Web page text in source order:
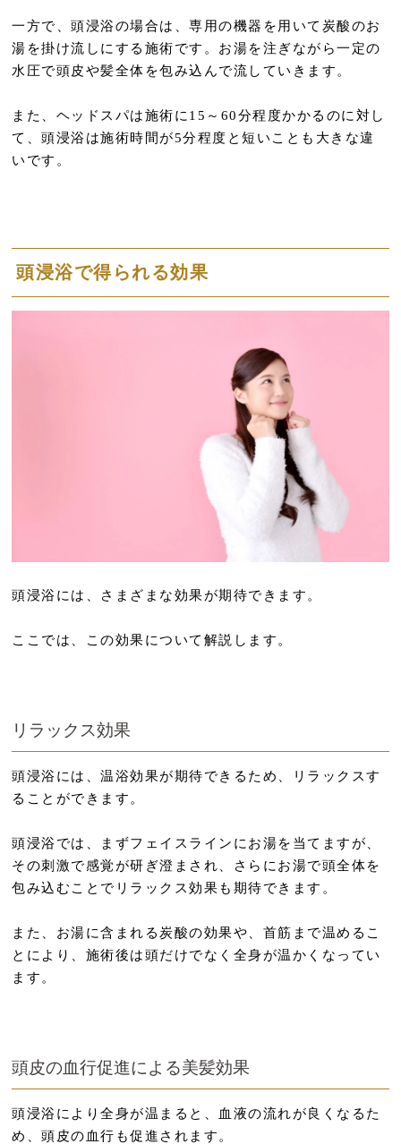
一方で、頭浸浴の場合は、専用の機器を用いて炭酸のお
湯を掛け流しにする施術です。お湯を注ぎながら一定の
水圧で頭皮や髪全体を包み込んで流していきます。
また、ヘッドスパは施術に15～60分程度かかるのに対し
て、頭浸浴は施術時間が5分程度と短いことも大きな違
いです。
頭浸浴で得られる効果
頭浸浴には、さまざまな効果が期待できます。
ここでは、この効果について解説します。
リラックス効果
頭浸浴には、温浴効果が期待できるため、リラックスす
ることができます。
頭浸浴では、まずフェイスラインにお湯を当てますが、
その刺激で感覚が研ぎ澄まされ、さらにお湯で頭全体を
包み込むことでリラックス効果も期待できます。
また、お湯に含まれる炭酸の効果や、首筋まで温めるこ
とにより、施術後は頭だけでなく全身が温かくなってい
ます。
頭皮の血行促進による美髪効果
頭浸浴により全身が温まると、血液の流れが良くなるた
め、頭皮の血行も促進されます。